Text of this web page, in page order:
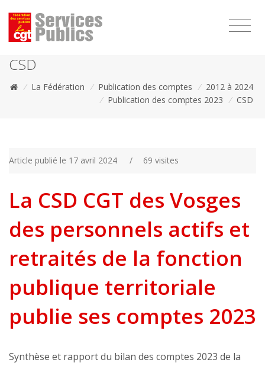
CSD
/ La Fédération / Publication des comptes / 2012 à 2024
/ Publication des comptes 2023 / CSD
Article publié le 17 avril 2024 / 69 visites
La CSD CGT des Vosges
des personnels actifs et
retraités de la fonction
publique territoriale
publie ses comptes 2023
Synthèse et rapport du bilan des comptes 2023 de la